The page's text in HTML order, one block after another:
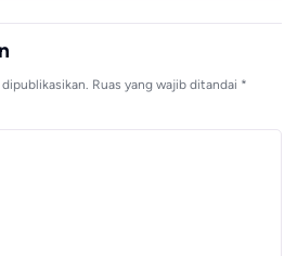
Ruas yang wajib ditandai *